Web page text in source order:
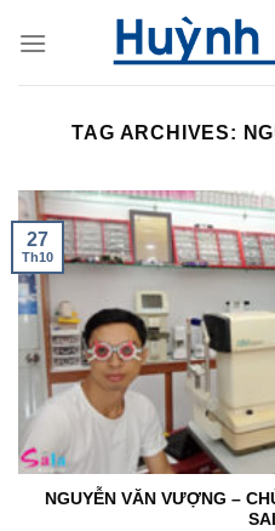
TAG ARCHIVES:
NGUYỄN VĂN VƯỢNG –
27
Th10